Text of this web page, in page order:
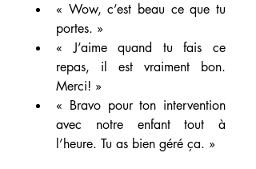
« Wow, c’est beau ce que tu
portes. »
« J’aime quand tu fais ce
repas, il est vraiment bon.
Merci! »
« Bravo pour ton intervention
avec notre enfant tout à
l’heure. Tu as bien géré ça. »